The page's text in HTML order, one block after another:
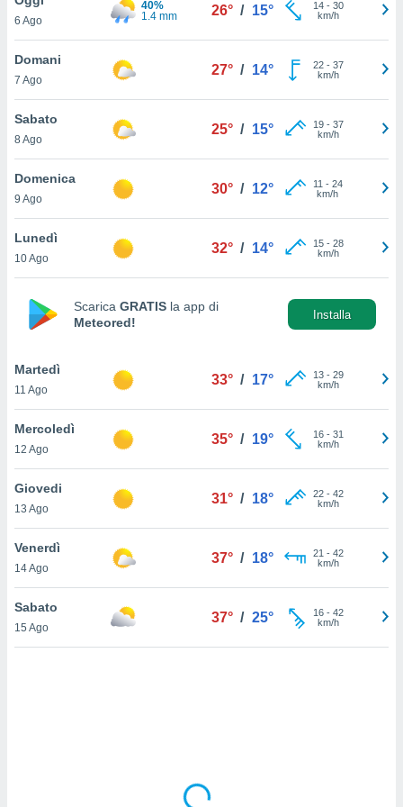
è
al sito
di
ci
di
il
un
la
nella
cookie
il tuo
in
a piè
del
6 Ago
40%
1.4 mm
26° / 15° 14- 30
km/h
Domani
7 Ago
27° / 14° 22- 37
km/h
Sabato
8 Ago
25° / 15° 19- 37
km/h
Domenica
9 Ago
30° / 12° 11 - 24
km/h
Lunedì
10 Ago
32° / 14° 15- 28
km/h
Scarica GRATIS la app di
Meteored!
Installa
Martedì
11 Ago
33° / 17° 13- 29
km/h
Mercoledì
12 Ago
35° / 19° 16- 31
km/h
Giovedi
13 Ago
31° / 18° 22- 42
km/h
Venerdì
14 Ago
37° / 18° 21 - 42
km/h
Sabato
15 Ago
37° / 25° 16- 42
km/h